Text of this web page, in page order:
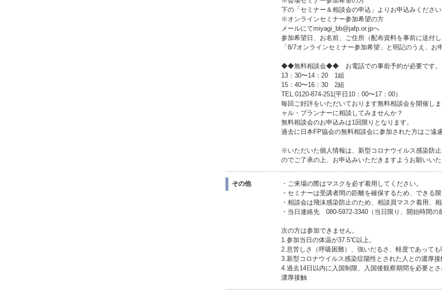
下の「セミナー＆相談会の申込」よりお申込みください
※オンラインセミナー参加希望の方
メールにてmiyagi_bb@jafp.or.jpへ
参加希望日、お名前、ご住所（配布資料を事前に送
「8/7オンラインセミナー参加希望」と明記のうえ、お
◆◆無料相談会◆◆ お電話での事前予約が必要で
13：30〜14：20 1組
15：40〜16：30 2組
TEL:0120-874-251(平日10：00〜17：00）
毎回ご好評をいただいております無料相談会を開催し
ャル・プランナーに相談してみませんか？
無料相談会のお申込みは1回限りとなります。
過去に日本FP協会の無料相談会に参加された方はご遠
※いただいた個人情報は、新型コロナウイルス感染防
のでご了承の上、お申込みいただきますようお願いいた
その他
・ご来場の際はマスクを必ず着用してください。
・セミナーは受講者間の距離を確保するため、できる
・相談会は飛沫感染防止のため、相談員マスク着用、
・当日連絡先 080-5972-3340（当日限り、開始時間の
次の方は参加できません。
1.参加当日の体温が37.5℃以上。
2.息苦しさ（呼吸困難）、強いだるさ、軽度であっても
3.新型コロナウイルス感染症陽性とされた人との濃厚接
4.過去14日以内に入国制限、入国後観察期間を必要と
濃厚接触